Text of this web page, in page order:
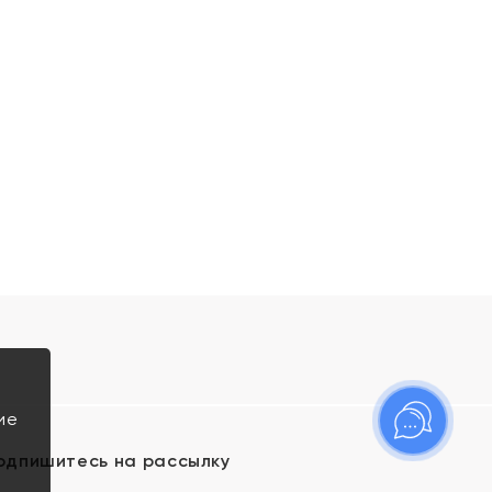
на рассылку